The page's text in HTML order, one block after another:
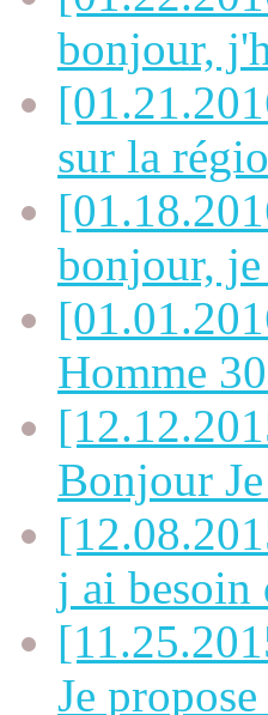
bonjour,
sur la
bonjour,
Homme
Bonjour
j ai besoin
Je